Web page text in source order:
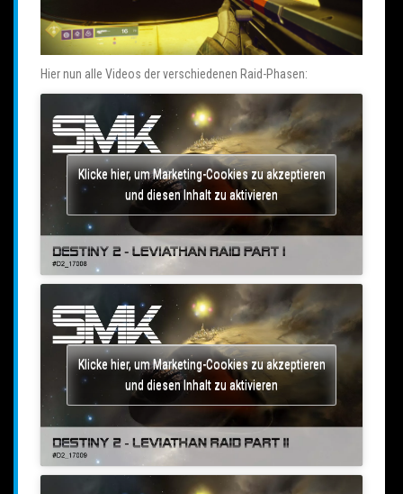
Hier nun alle Videos der verschiedenen Raid-Phasen:
Klicke hier, um Marketing-Cookies zu akzeptieren
und diesen Inhalt zu aktivieren
Klicke hier, um Marketing-Cookies zu akzeptieren
und diesen Inhalt zu aktivieren